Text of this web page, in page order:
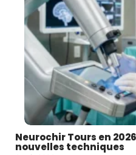
Neurochir Tours en
nouvelles techniques